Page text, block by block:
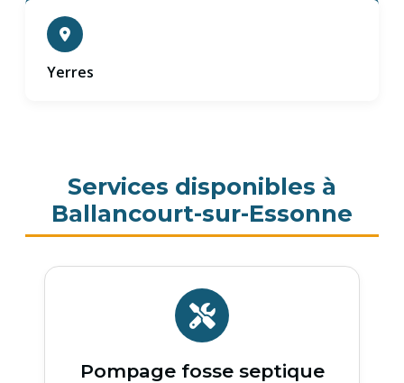
Yerres
Services disponibles à
Ballancourt-sur-Essonne
Pompage fosse septique